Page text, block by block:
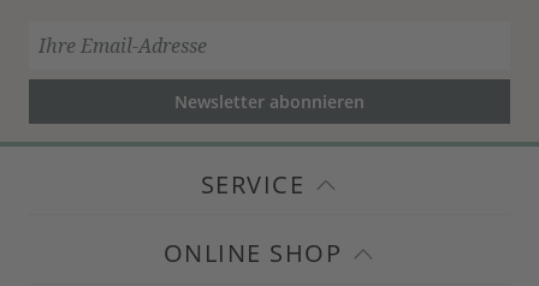
Newsletter abonnieren
SERVICE
ONLINE SHOP